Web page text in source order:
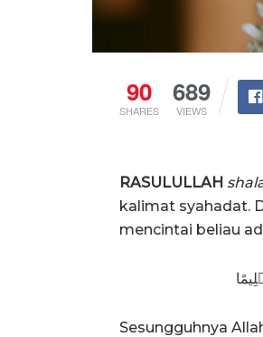
90
SHARES
689
VIEWS
RASULULLAH
kalimat syahadat.
mencintai beliau
Sesungguhnya